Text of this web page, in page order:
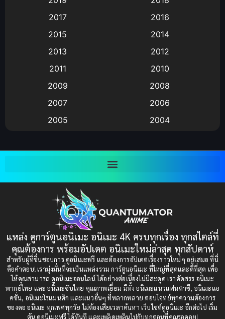
Animation แอนิเมชัน
(9)
Big tits (นมใหญ่)
Bitch (ผู้หญิงร่าน)
Bondage (ทาส)(1)
(1)
Censored (เซ็นเซอร์)(19)
Comedy (ตลก)(85)
Comedy (ตลก)(235)
Comic Book การ์ตูน(1)
2017
2016
2015
2014
2013
2012
2011
2010
2009
2008
2007
2006
2005
2004
1997
1993
1991
1989
1988
1987
1985
1984
1983
1982
1981
1980
1979
แหล่ง ดูการ์ตูนอนิเมะ อนิเมะ 4K ครบทุกเรื่อง ทุกสไตล์ที่
คุณต้องการ พร้อมอัปเดต อนิเมะใหม่ล่าสุด ทุกสัปดาห์
สำหรับผู้ที่ชื่นชอบการ ดูอนิเมะฟรี และต้องการอัปเดตเรื่องราวใหม่ๆ อยู่เสมอ ที่นี่
คือคำตอบ! เรามุ่งมั่นที่จะเป็นแหล่งรวม การ์ตูนอนิเมะ ที่ใหญ่ที่สุดและดีที่สุด เพื่อ
ให้คุณสามารถ ดูอนิเมะออนไลน์ ได้อย่างต่อเนื่องไม่มีสะดุด เราคัดสรร อนิเมะ
พากย์ไทย และ อนิเมะซับไทย คุณภาพเยี่ยม มีทั้ง อนิเมะแนวแฟนตาซี, อนิเมะแอ
คชั่น, อนิเมะโรแมนติก และแนวอื่นๆ ที่หลากหลาย ตอบโจทย์ทุกความต้องการ
ของคอ อนิเมะ ทุกเพศทุกวัย ไม่ต้องเสียเวลาค้นหา เว็บไซต์ดูอนิเมะ อีกต่อไป เริ่ม
ต้น ดูอนิเมะฟรี ได้ทันที และเพลิดเพลินไปกับทุกตอนที่คุณรอคอย!